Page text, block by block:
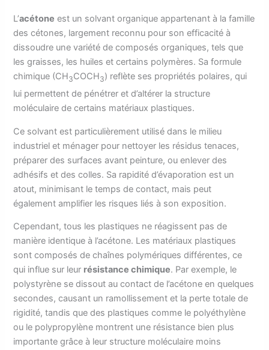
L’acétone est un solvant organique appartenant à la famille
des cétones, largement reconnu pour son efficacité à
dissoudre une variété de composés organiques, tels que
les graisses, les huiles et certains polymères. Sa formule
chimique (CH3COCH3) reflète ses propriétés polaires, qui
lui permettent de pénétrer et d’altérer la structure
moléculaire de certains matériaux plastiques.
Ce solvant est particulièrement utilisé dans le milieu
industriel et ménager pour nettoyer les résidus tenaces,
préparer des surfaces avant peinture, ou enlever des
adhésifs et des colles. Sa rapidité d’évaporation est un
atout, minimisant le temps de contact, mais peut
également amplifier les risques liés à son exposition.
Cependant, tous les plastiques ne réagissent pas de
manière identique à l’acétone. Les matériaux plastiques
sont composés de chaînes polymériques différentes, ce
qui influe sur leur résistance chimique. Par exemple, le
polystyrène se dissout au contact de l’acétone en quelques
secondes, causant un ramollissement et la perte totale de
rigidité, tandis que des plastiques comme le polyéthylène
ou le polypropylène montrent une résistance bien plus
importante grâce à leur structure moléculaire moins